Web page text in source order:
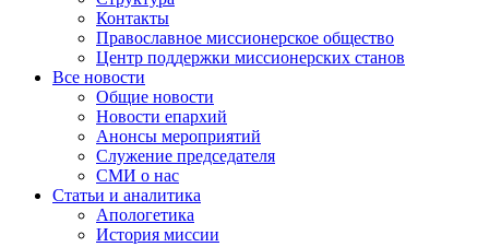
Контакты
Православное миссионерское общество
Центр поддержки миссионерских станов
Все новости
Общие новости
Новости епархий
Анонсы мероприятий
Служение председателя
СМИ о нас
Статьи и аналитика
Апологетика
История миссии